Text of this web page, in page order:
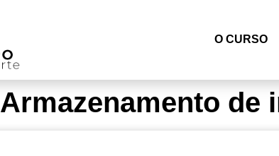
O CURSO
Armazenamento de